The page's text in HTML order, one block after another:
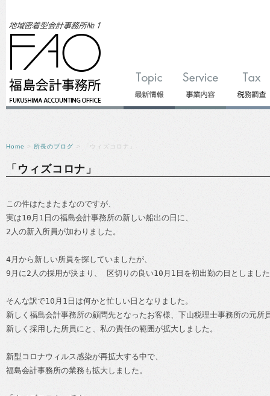
Home > 所長のブログ > 「ウィズコロナ」
「ウィズコロナ」
この件はたまたまなのですが、
実は10月1日の福島会計事務所の新しい船出の日に、
2人の新入所員が加わりました。
4月から新しい所員を探していましたが、
9月に2人の採用が決まり、 区切りの良い10月1日を初出勤の日としまし
そんな訳で10月1日は何かと忙しい日となりました。
新しく福島会計事務所の顧問先となったお客様、下山税理士事務所の元所
新しく採用した所員にと、私の責任の範囲が拡大しました。
新型コロナウィルス感染が再拡大する中で、
福島会計事務所の業務も拡大しました。